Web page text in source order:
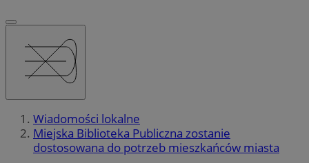
Wiadomości lokalne
Miejska Biblioteka Publiczna zostanie
dostosowana do potrzeb mieszkańców miasta